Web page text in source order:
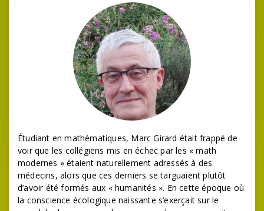
Étudiant en mathématiques, Marc Girard était frappé de
voir que les collégiens mis en échec par les « math
modernes » étaient naturellement adressés à des
médecins, alors que ces derniers se targuaient plutôt
d’avoir été formés aux « humanités ». En cette époque où
la conscience écologique naissante s’exerçait sur le